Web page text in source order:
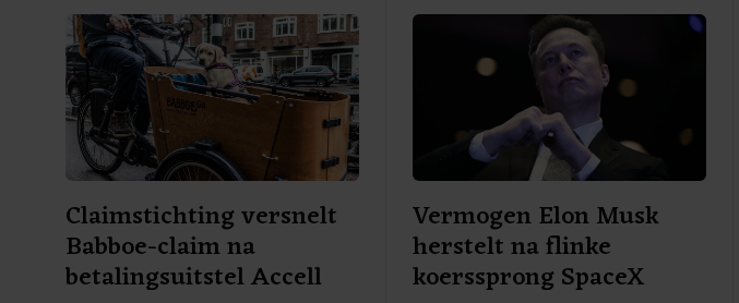
Claimstichting versnelt
Babboe-claim na
betalingsuitstel Accell
Vermogen Elon Musk
herstelt na flinke
koerssprong SpaceX